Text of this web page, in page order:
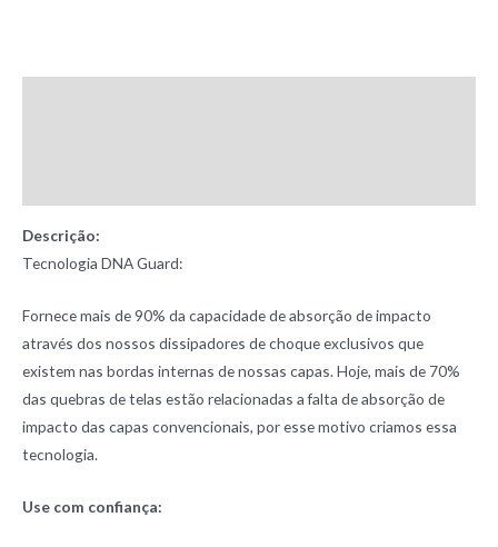
Descrição:
Tecnologia DNA Guard:
Fornece mais de 90% da capacidade de absorção de impacto
através dos nossos dissipadores de choque exclusivos que
existem nas bordas internas de nossas capas. Hoje, mais de 70%
das quebras de telas estão relacionadas a falta de absorção de
impacto das capas convencionais, por esse motivo criamos essa
tecnologia.
Use com confiança: